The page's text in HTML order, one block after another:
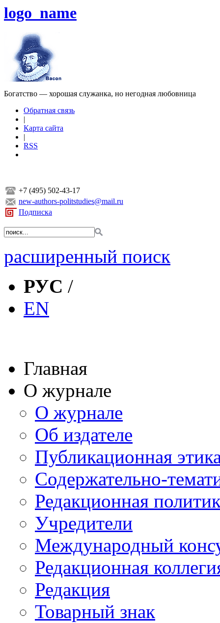
logo_name
Богатство — хорошая служанка, но негодная любовница
Обратная связь
|
Карта сайта
|
RSS
+7 (495) 502-43-17
new-authors-politstudies@mail.ru
Подписка
расширенный поиск
РУС /
EN
Главная
О журнале
О журнале
Об издателе
Публикационная
Содержательно-
Редакционная
Учредители
Международный
Редакционная
Редакция
Товарный знак